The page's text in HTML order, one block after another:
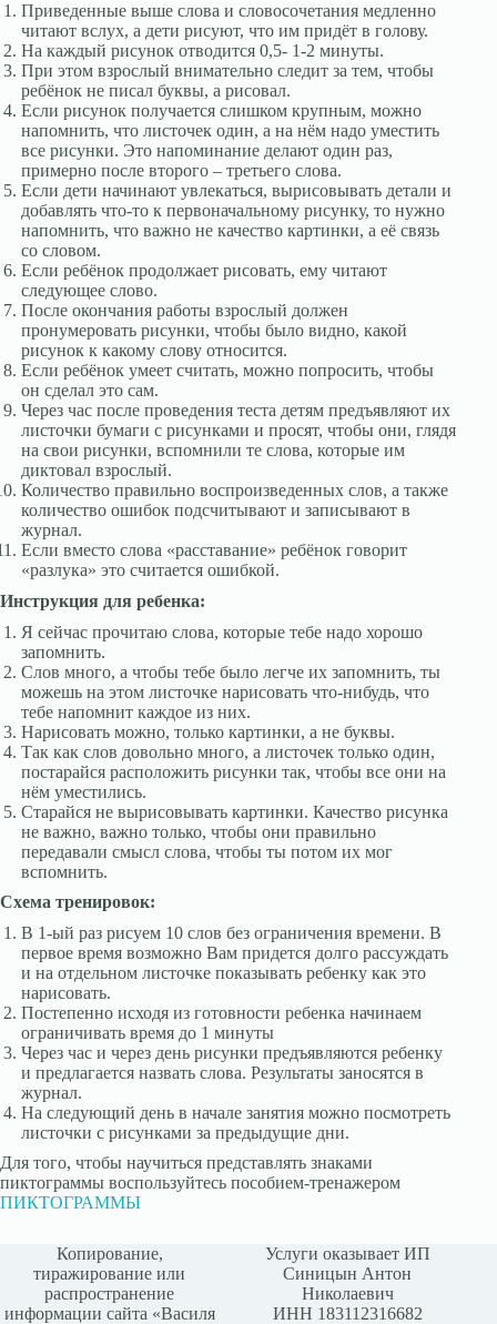
Приведенные выше слова и словосочетания медленно
читают вслух, а дети рисуют, что им придёт в голову.
На каждый рисунок отводится 0,5- 1-2 минуты.
При этом взрослый внимательно следит за тем, чтобы
ребёнок не писал буквы, а рисовал.
Если рисунок получается слишком крупным, можно
напомнить, что листочек один, а на нём надо уместить
все рисунки. Это напоминание делают один раз,
примерно после второго – третьего слова.
Если дети начинают увлекаться, вырисовывать детали и
добавлять что-то к первоначальному рисунку, то нужно
напомнить, что важно не качество картинки, а её связь
со словом.
Если ребёнок продолжает рисовать, ему читают
следующее слово.
После окончания работы взрослый должен
пронумеровать рисунки, чтобы было видно, какой
рисунок к какому слову относится.
Если ребёнок умеет считать, можно попросить, чтобы
он сделал это сам.
Через час после проведения теста детям предъявляют их
листочки бумаги с рисунками и просят, чтобы они, глядя
на свои рисунки, вспомнили те слова, которые им
диктовал взрослый.
Количество правильно воспроизведенных слов, а также
количество ошибок подсчитывают и записывают в
журнал.
Если вместо слова «расставание» ребёнок говорит
«разлука» это считается ошибкой.
Инструкция для ребенка:
Я сейчас прочитаю слова, которые тебе надо хорошо
запомнить.
Слов много, а чтобы тебе было легче их запомнить, ты
можешь на этом листочке нарисовать что-нибудь, что
тебе напомнит каждое из них.
Нарисовать можно, только картинки, а не буквы.
Так как слов довольно много, а листочек только один,
постарайся расположить рисунки так, чтобы все они на
нём уместились.
Старайся не вырисовывать картинки. Качество рисунка
не важно, важно только, чтобы они правильно
передавали смысл слова, чтобы ты потом их мог
вспомнить.
Схема тренировок:
В 1-ый раз рисуем 10 слов без ограничения времени. В
первое время возможно Вам придется долго рассуждать
и на отдельном листочке показывать ребенку как это
нарисовать.
Постепенно исходя из готовности ребенка начинаем
ограничивать время до 1 минуты
Через час и через день рисунки предъявляются ребенку
и предлагается назвать слова. Результаты заносятся в
журнал.
На следующий день в начале занятия можно посмотреть
листочки с рисунками за предыдущие дни.
Для того, чтобы научиться представлять знаками
пиктограммы воспользуйтесь пособием-тренажером
ПИКТОГРАММЫ
Копирование,
тиражирование или
распространение
информации сайта «Василя
Услуги оказывает ИП
Синицын Антон
Николаевич
ИНН 183112316682